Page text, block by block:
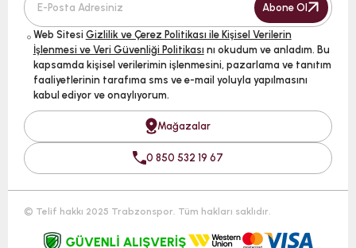
Abone Ol
Web Sitesi Gizlilik ve Çerez Politikası ile Kişisel Verilerin
İşlenmesi ve Veri Güvenliği Politikası nı okudum ve anladım. Bu
kapsamda kişisel verilerimin işlenmesini, pazarlama ve tanıtım
faaliyetlerinin tarafıma sms ve e-mail yoluyla yapılmasını
kabul ediyor ve onaylıyorum.
Mağazalar
0 850 532 19 67
© Telif hakkı 2025 Trabzonspor. Tüm hakları saklıdır.